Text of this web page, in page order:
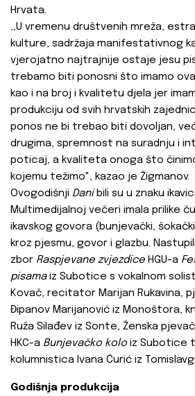
Hrvata.
‚‚U vremenu društvenih mreža,
kulture, sadržaja manifestativnog
vjerojatno najtrajnije ostaje jesu
trebamo biti ponosni što imamo
kao i na broj i kvalitetu djela jer
produkciju od svih hrvatskih
ponos ne bi trebao biti dovoljan,
drugima, spremnost na suradnju i
poticaj, a kvaliteta onoga što
kojemu težimo", kazao je Žigmanov.
Ovogodišnji Danibili su u znaku
Multimedijalnoj večeri imala prilike
ikavskog govora (bunjevački,
kroz pjesmu, govor i glazbu.
zbor Raspjevane zvjezdice HGU-a
pisamaiz Subotice s vokalnom
Kovač, recitator Marijan Rukavina,
Đipanov Marijanović iz Monoštora,
Ruža Silađev iz Sonte, Ženska
HKC-a Bunjevačko kolo iz Subotice
kolumnistica Ivana Ćurić iz
Godišnja produkcija